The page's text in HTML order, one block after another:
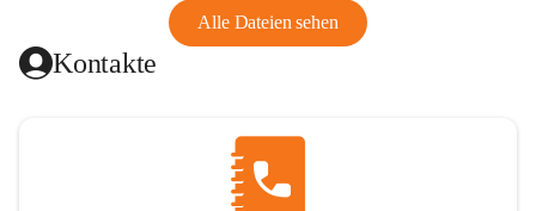
Alle Dateien sehen
Kontakte